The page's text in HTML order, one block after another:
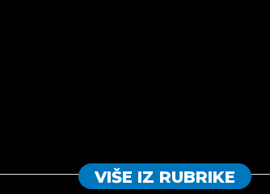
VIŠE IZ RUBRIKE